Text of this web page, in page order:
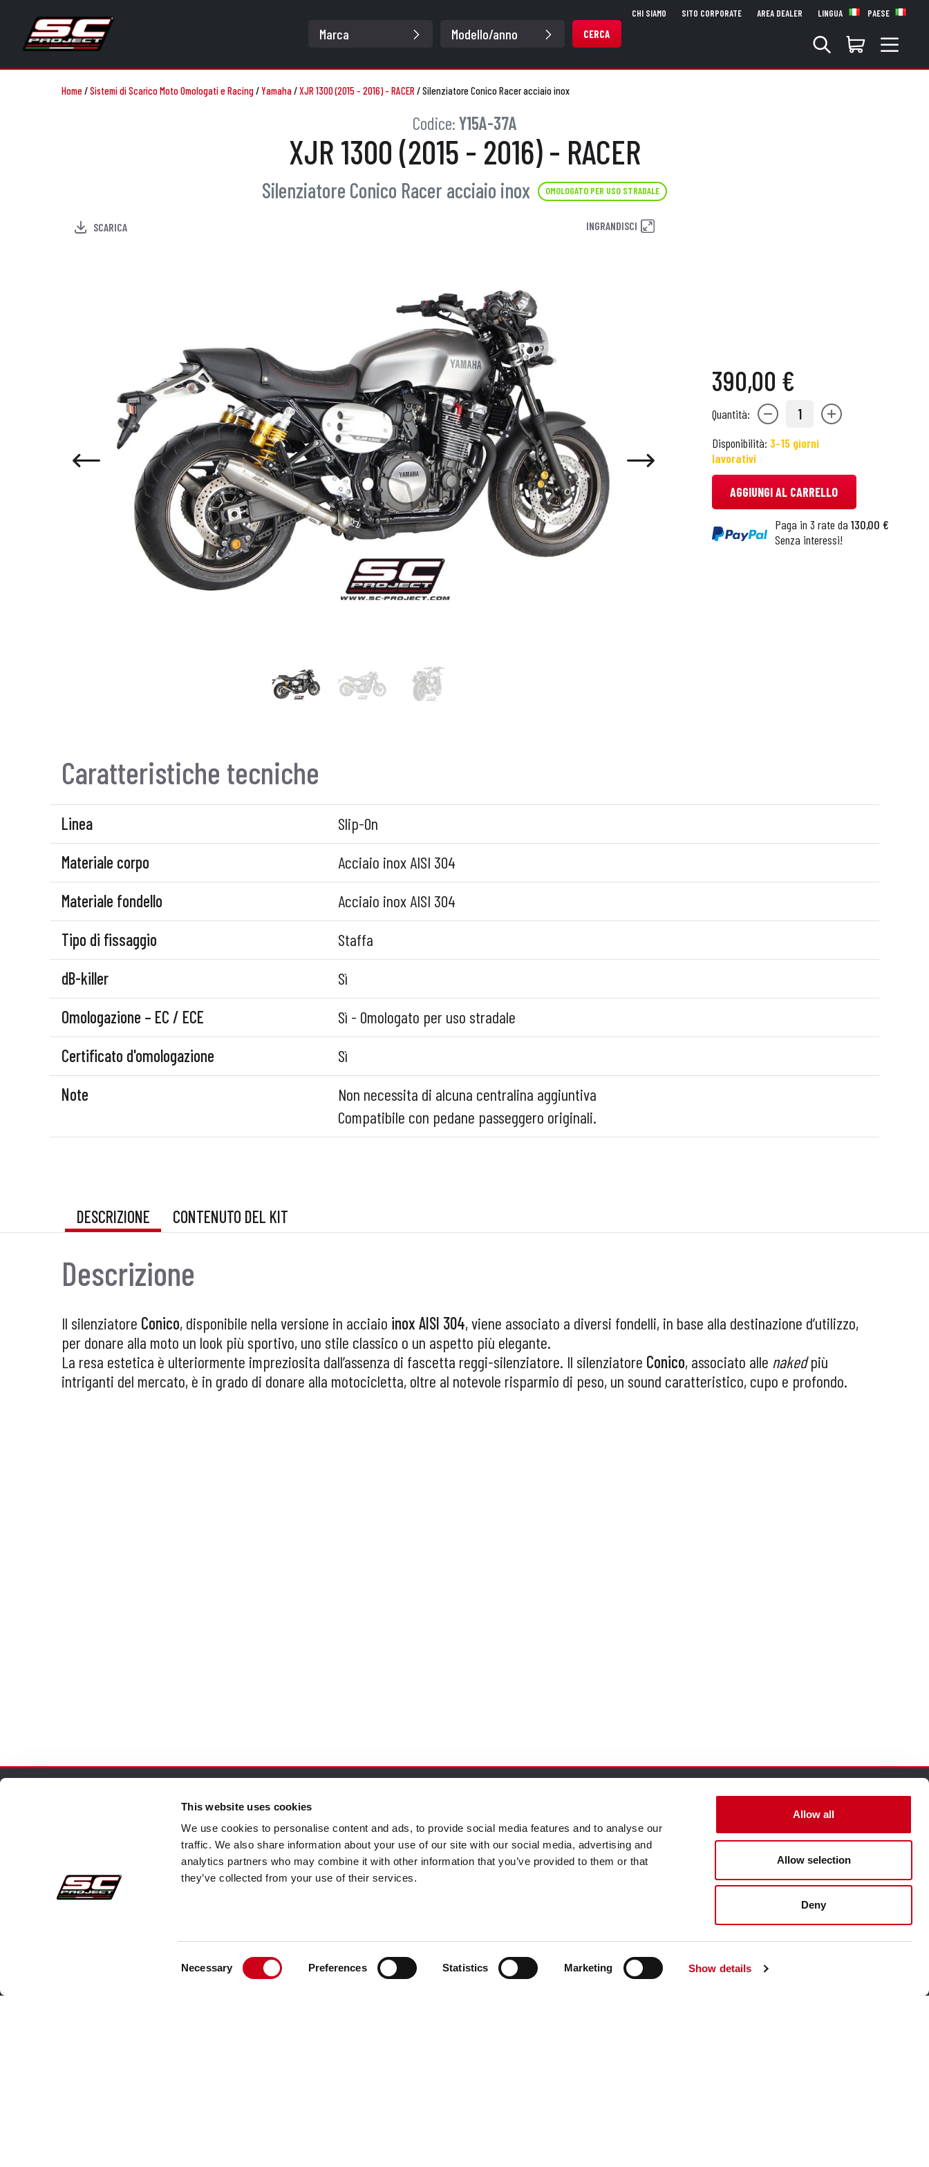
This website uses cookies
We use cookies to personalise content and ads, to provide social media features and to analyse our
traffic. We also share information about your use of our site with our social media, advertising and
analytics partners who may combine it with other information that you’ve provided to them or that
they’ve collected from your use of their services.
Necessary Preferences Statistics Marketing Show details
Allow all
Allow selection
Deny
CERCA
CHI SIAMO SITO CORPORATE AREA DEALER LINGUA PAESE
Home/Sistemi di Scarico Moto Omologati e Racing/Yamaha/XJR 1300 (2015 - 2016) - RACER /Silenziatore Conico Racer acciaio inox
Codice:Y15A-37A
XJR 1300 (2015 - 2016) - RACER
Silenziatore Conico Racer acciaio inox OMOLOGATO PER USO STRADALE
SCARICA INGRANDISCI
390,00 €
Quantità: 1
Disponibilità: 3-15 giorni
lavorativi
AGGIUNGI AL CARRELLO
Paga in 3 rate da 130,00 €
Senza interessi!
Caratteristiche tecniche
Linea
Slip-On
Materiale corpo
Acciaio inox AISI 304
Materiale fondello
Acciaio inox AISI 304
Tipo di fissaggio
Staffa
dB-killer
Sì
Omologazione – EC / ECE
Sì - Omologato per uso stradale
Certificato d'omologazione
Sì
Note
Non necessita di alcuna centralina aggiuntiva
Compatibile con pedane passeggero originali.
DESCRIZIONE CONTENUTO DEL KIT
Descrizione
Il silenziatore Conico, disponibile nella versione in acciaio inox AISI 304, viene associato a diversi fondelli, in base alla destinazione d’utilizzo,
per donare alla moto un look più sportivo, uno stile classico o un aspetto più elegante.
La resa estetica è ulteriormente impreziosita dall’assenza di fascetta reggi-silenziatore. Il silenziatore Conico, associato alle nakedpiù
intriganti del mercato, è in grado di donare alla motocicletta, oltre al notevole risparmio di peso, un sound caratteristico, cupo e profondo.
Recesso
Customer care
Faq
Spedizioni
Follow us
Visita il sito corporate